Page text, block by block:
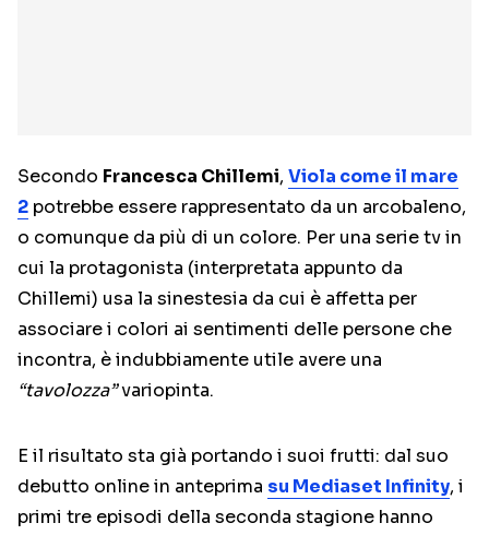
Secondo Francesca Chillemi, Viola come il mare
2 potrebbe essere rappresentato da un arcobaleno,
o comunque da più di un colore. Per una serie tv in
cui la protagonista (interpretata appunto da
Chillemi) usa la sinestesia da cui è affetta per
associare i colori ai sentimenti delle persone che
incontra, è indubbiamente utile avere una
“tavolozza”variopinta.
E il risultato sta già portando i suoi frutti: dal suo
debutto online in anteprima su Mediaset Infinity, i
primi tre episodi della seconda stagione hanno